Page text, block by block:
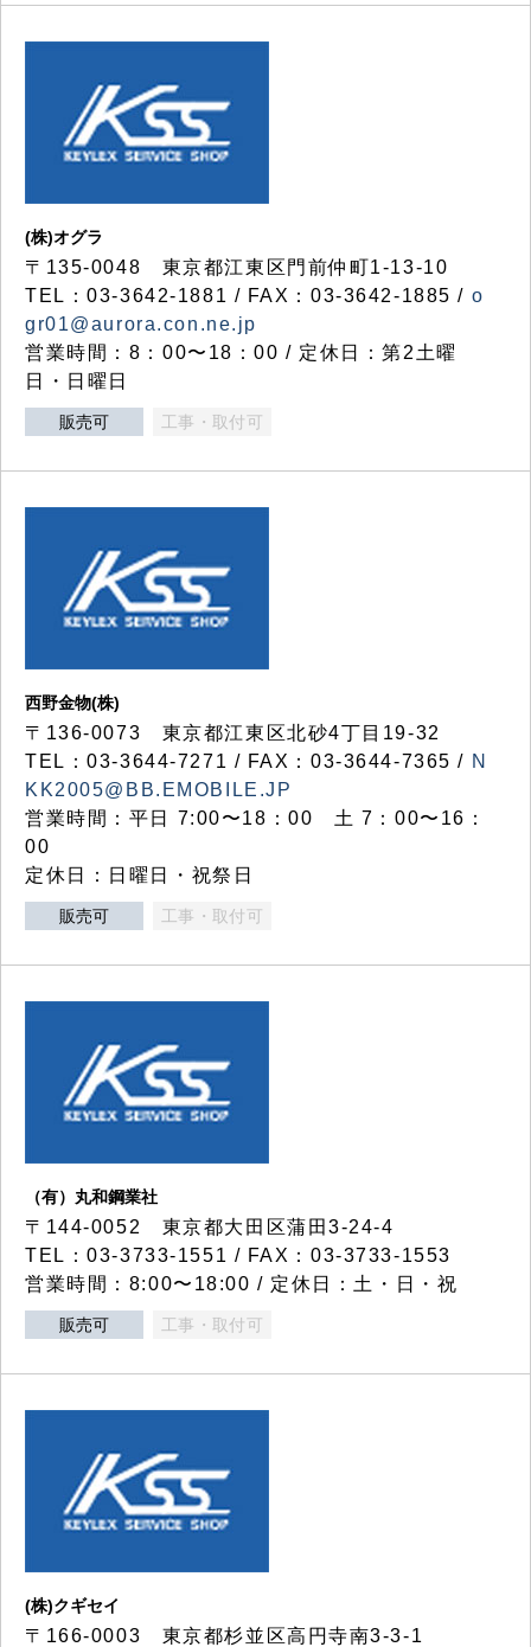
(株)オグラ
〒135-0048 東京都江東区門前仲町1-13-10
TEL：03-3642-1881 / FAX：03-3642-1885 / o
gr01@aurora.con.ne.jp
営業時間：8：00〜18：00 / 定休日：第2土曜
日・日曜日
販売可 工事・取付可
西野金物(株)
〒136-0073 東京都江東区北砂4丁目19-32
TEL：03‐3644‐7271 / FAX：03-3644-7365 / N
KK2005@BB.EMOBILE.JP
営業時間：平日 7:00〜18：00 土 7：00〜16：
00
定休日：日曜日・祝祭日
販売可 工事・取付可
（有）丸和鋼業社
〒144-0052 東京都大田区蒲田3-24-4
TEL：03-3733-1551 / FAX：03-3733-1553
営業時間：8:00〜18:00 / 定休日：土・日・祝
販売可 工事・取付可
(株)クギセイ
〒166-0003 東京都杉並区高円寺南3-3-1